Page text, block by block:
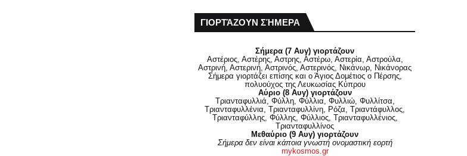
ΓΙΟΡΤΆΖΟΥΝ ΣΉΜΕΡΑ
Σήμερα (7 Αυγ) γιορτάζουν
Αστέριος, Αστέρης, Αστρης, Αστέρω, Αστερία, Αστρούλα,
Αστρινή, Αστερινή, Αστρινός, Αστερινός, Νικάνωρ, Νικάνορας
Σήμερα γιορτάζει επίσης και ο Άγιος Δομέτιος ο Πέρσης,
πολυούχος της Λευκωσίας Κύπρου
Αύριο (8 Αυγ) γιορτάζουν
Τριανταφυλλιά, Φύλλη, Φύλλια, Φυλλιώ, Φυλλίτσα,
Τριανταφυλλένια, Τριανταφυλλίνη, Ρόζα, Τριαντάφυλλος,
Τριανταφύλλης, Φύλλης, Φύλλιος, Τριανταφυλλένιος,
Τριανταφυλλίνος
Μεθαύριο (9 Αυγ) γιορτάζουν
Σήμερα δεν είναι κάποια γνωστή ονομαστική εορτή
mykosmos.gr